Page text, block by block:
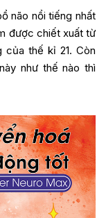
não nổi tiếng nhất
được chiết xuất từ
của thế kỉ 21. Còn
như thế nào thì